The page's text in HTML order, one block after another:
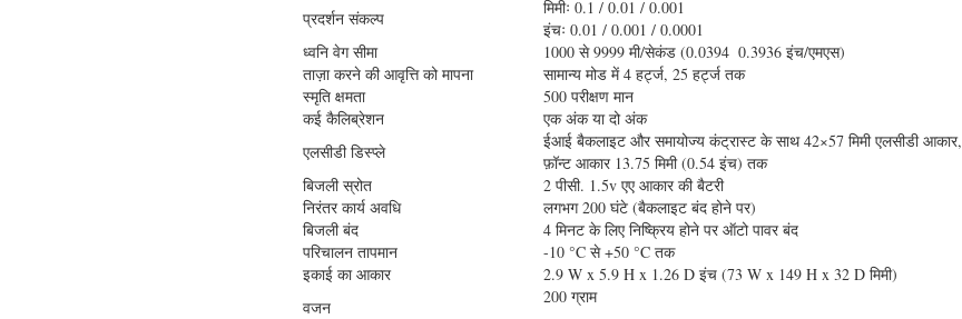
प्रदर्शन संकल्प
मिमीः 0.1 / 0.01 / 0.001
इंचः 0.01 / 0.001 / 0.0001
ध्वनि वेग सीमा
1000 से 9999 मी/सेकंड (0.0394 ️ 0.3936 इंच/एमएस)
ताज़ा करने की आवृत्ति को मापना
सामान्य मोड में 4 हर्ट्ज, 25 हर्ट्ज तक
स्मृति क्षमता
500 परीक्षण मान
कई कैलिब्रेशन
एक अंक या दो अंक
एलसीडी डिस्प्ले
ईआई बैकलाइट और समायोज्य कंट्रास्ट के साथ 42×57 मिमी एलसीडी आकार,
फ़ॉन्ट आकार 13.75 मिमी (0.54 इंच) तक
बिजली स्रोत
2 पीसी. 1.5v एए आकार की बैटरी
निरंतर कार्य अवधि
लगभग 200 घंटे (बैकलाइट बंद होने पर)
बिजली बंद
4 मिनट के लिए निष्क्रिय होने पर ऑटो पावर बंद
परिचालन तापमान
-10 °C से +50 °C तक
इकाई का आकार
2.9 W x 5.9 H x 1.26 D इंच (73 W x 149 H x 32 D मिमी)
वजन
200 ग्राम